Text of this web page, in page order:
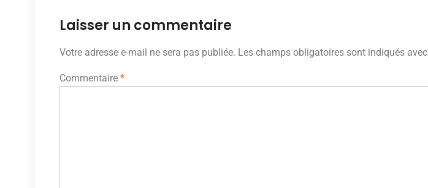
Laisser un commentaire
Votre adresse e-mail ne sera pas publiée. Les champs obligatoires sont indiqués avec
Commentaire *